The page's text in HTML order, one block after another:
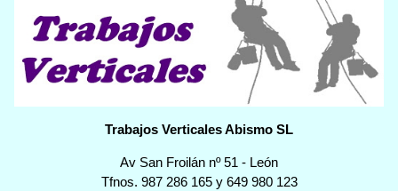
Trabajos Verticales Abismo SL
Av San Froilán nº 51 - León
Tfnos. 987 286 165y 649 980 123